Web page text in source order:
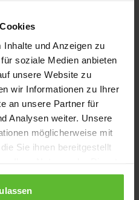
und Anzeigen zu
soziale Medien anbieten
unsere Website zu
wir Informationen zu Ihrer
an unsere Partner für
Analysen weiter. Unsere
möglicherweise mit
Sie ihnen bereitgestellt
exception has occurred
the browser console for more
.